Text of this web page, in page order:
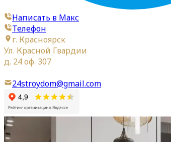
Написать в Макс
Телефон
г. Красноярск
Ул. Красной Гвардии
д. 24 оф. 307
24stroydom@gmail.com